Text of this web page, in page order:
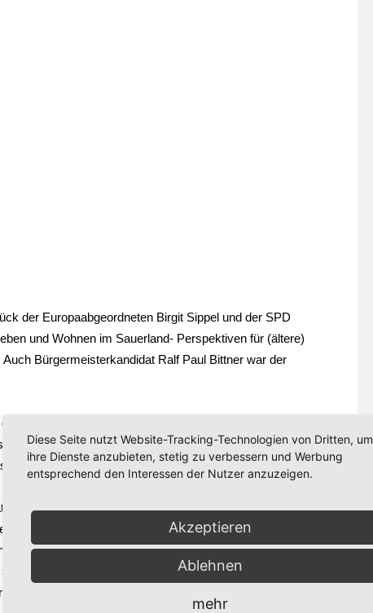
der Europaabgeordneten Birgit Sippel und der SPD
und Wohnen im Sauerland- Perspektiven für (ältere)
Bürgermeisterkandidat Ralf Paul Bittner war der
kommissarischen Vorsitzenden der AG 60plus Ferdinand
die Möglichkeit Fragen und Anliegen anzusprechen. Dies
und Diskussionen an diesem Morgen.
in Arnsberg diskutiert sowie die in vielen öffentlichen
„Nicht nur ältere Menschen brauchen barrierefreie
Kinderwagen oder behinderte oder kranke Menschen, die
darauf angewiesen“, so Sippel. Ralf Paul Bittner betonte,
müsse.
Diese Seite nutzt Website-Tracking-Technologien von Dritten, um
ihre Dienste anzubieten, stetig zu verbessern und Werbung
entsprechend den Interessen der Nutzer anzuzeigen.
Akzeptieren
Ablehnen
mehr